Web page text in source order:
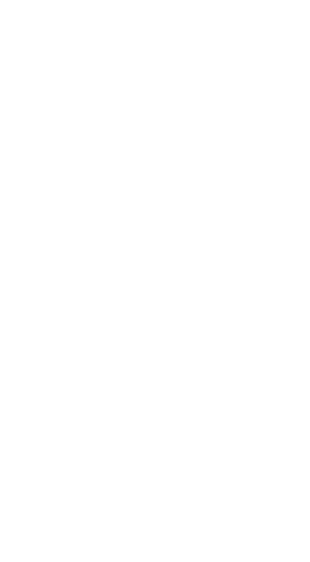
Zugriff auf Informationen auf einem Endgerät